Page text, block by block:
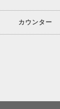
カウンター